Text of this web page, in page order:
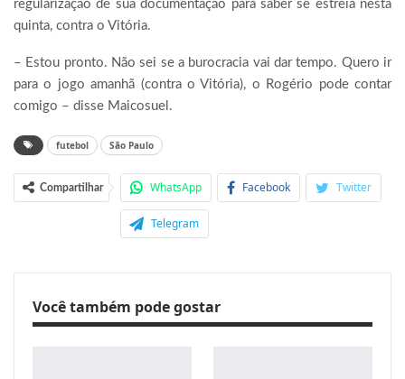
regularização de sua documentação para saber se estreia nesta
quinta, contra o Vitória.
– Estou pronto. Não sei se a burocracia vai dar tempo. Quero ir
para o jogo amanhã (contra o Vitória), o Rogério pode contar
comigo – disse Maicosuel.
futebol São Paulo
Compartilhar WhatsApp Facebook Twitter
Telegram
Você também pode gostar